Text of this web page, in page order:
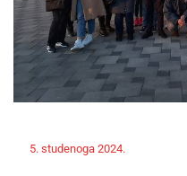
5. studenoga 2024.